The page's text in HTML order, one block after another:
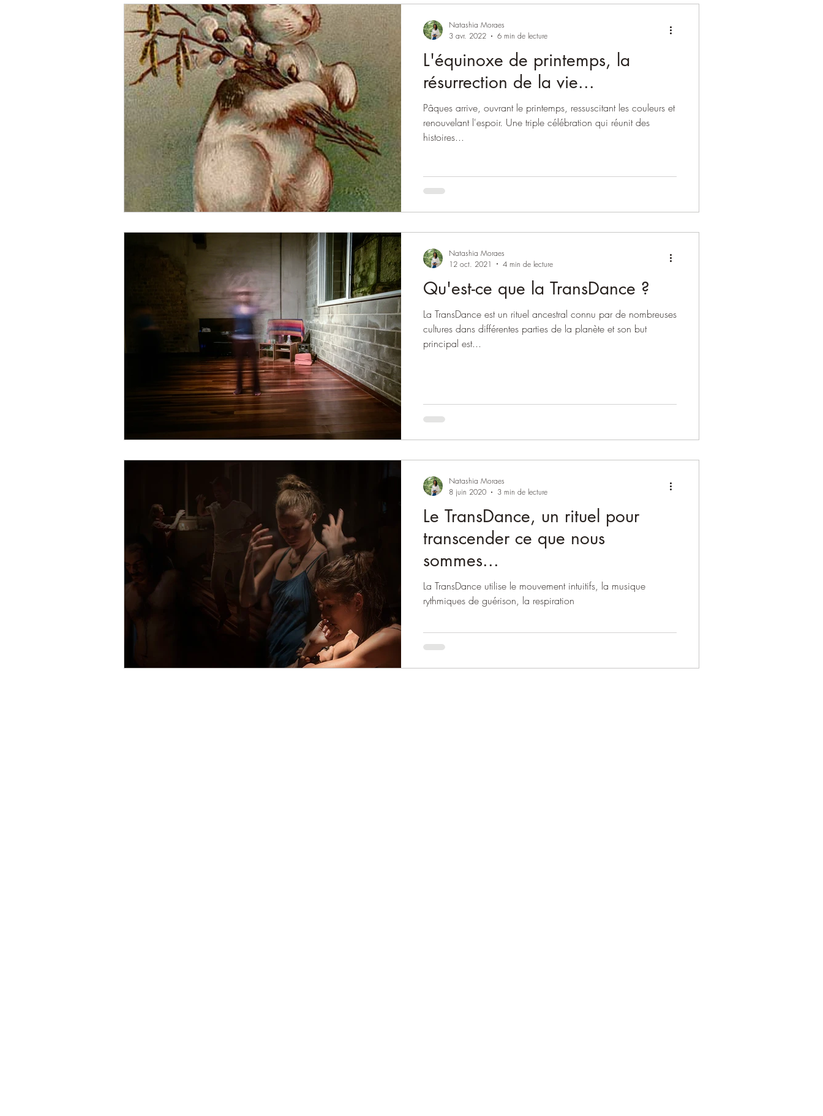
L'équinoxe de printemps, la
résurrection de la vie...
Pâques arrive, ouvrant le printemps, ressuscitant les couleurs et
renouvelant l'espoir. Une triple célébration qui réunit des
histoires...
Natashia Moraes
3 avr. 2022
6 min de lecture
Qu'est-ce que la TransDance ?
La TransDance est un rituel ancestral connu par de nombreuses
cultures dans différentes parties de la planète et son but
principal est...
Natashia Moraes
12 oct. 2021
4 min de lecture
Le TransDance, un rituel pour
transcender ce que nous
sommes...
La TransDance utilise le mouvement intuitifs, la musique
rythmiques de guérison, la respiration
Natashia Moraes
8 juin 2020
3 min de lecture